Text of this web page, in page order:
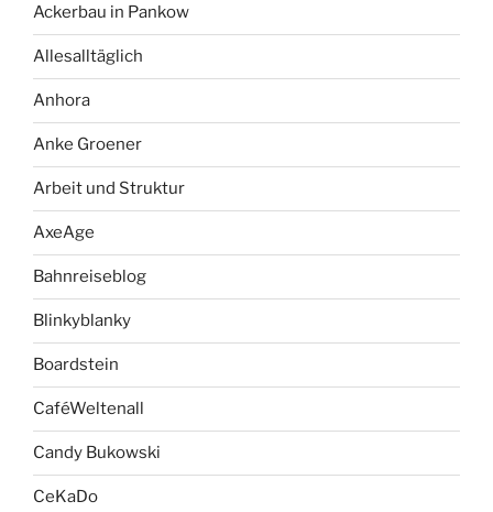
Ackerbau in Pankow
Allesalltäglich
Anhora
Anke Groener
Arbeit und Struktur
AxeAge
Bahnreiseblog
Blinkyblanky
Boardstein
CaféWeltenall
Candy Bukowski
CeKaDo